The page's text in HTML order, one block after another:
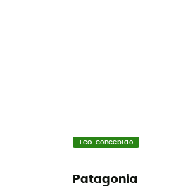
Eco-concebido
Patagonia